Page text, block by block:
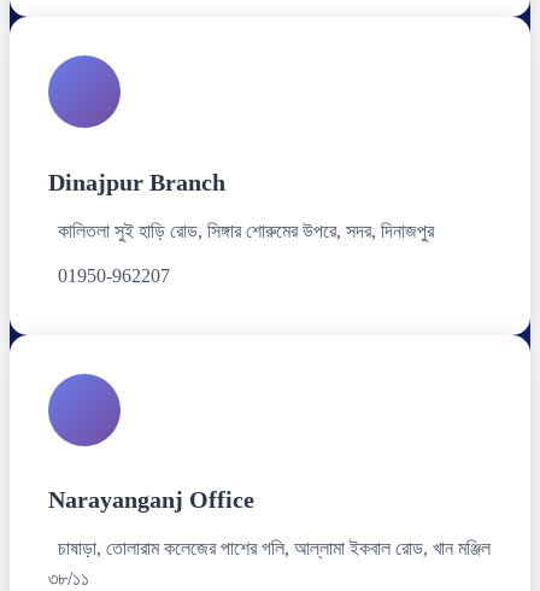
Dinajpur Branch
কালিতলা সুই হাড়ি রোড, সিঙ্গার শোরুমের উপরে, সদর, দিনাজপুর
01950-962207
Narayanganj Office
চাষাড়া, তোলারাম কলেজের পাশের গলি, আল্লামা ইকবাল রোড, খান মঞ্জিল
৩৮/১১